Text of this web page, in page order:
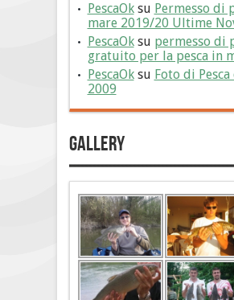
PescaOksu Permesso di
mare 2019/20 Ultime
PescaOksu permesso di
gratuito per la pesca in
PescaOksu Foto di Pesca
2009
Gallery